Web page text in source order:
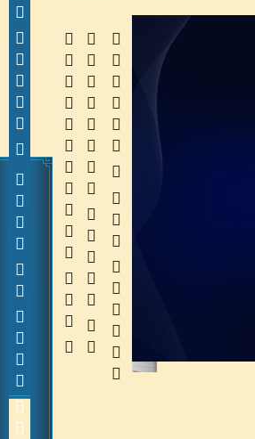
     